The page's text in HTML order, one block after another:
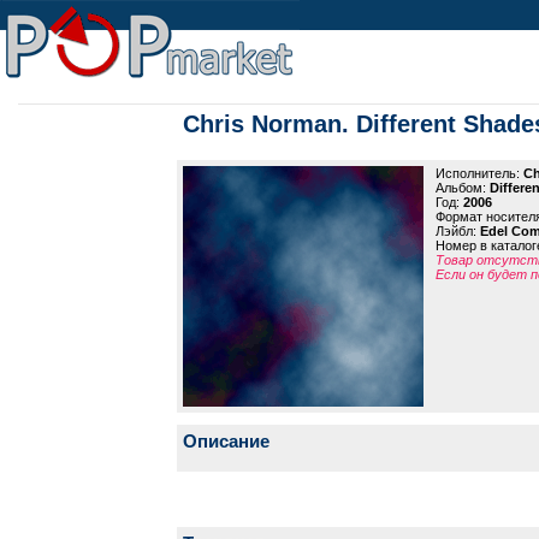
Chris Norman. Different
Исполнитель:
Альбом:
Год: 2006
Формат
Лэйбл: Edel
Номер в
Товар
Если он будет
Описание